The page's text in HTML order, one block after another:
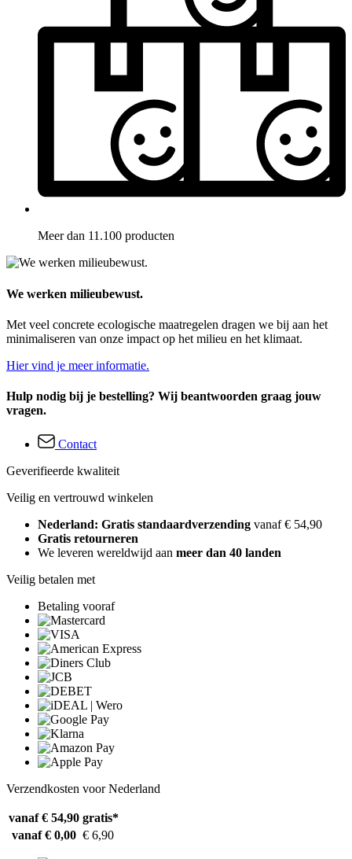
Meer dan 11.100 producten
We werken milieubewust.
Met veel concrete ecologische maatregelen dragen we bij aan het
minimaliseren van onze impact op het milieu en het klimaat.
Hier vind je meer informatie.
Hulp nodig bij je bestelling? Wij beantwoorden graag jouw
vragen.
Contact
Geverifieerde kwaliteit
Veilig en vertrouwd winkelen
Nederland: Gratis standaardverzending vanaf € 54,90
Gratis retourneren
We leveren wereldwijd aan meer dan 40 landen
Veilig betalen met
Betaling vooraf
Verzendkosten voor Nederland
vanaf € 54,90 gratis*
vanaf € 0,00 € 6,90